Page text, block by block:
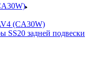
(CA30W)
SS20 задней подвески